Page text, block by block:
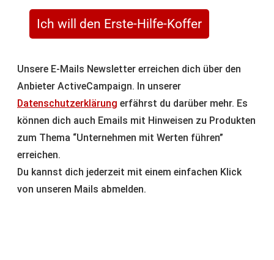
Ich will den Erste-Hilfe-Koffer
Unsere E-Mails Newsletter erreichen dich über den
Anbieter ActiveCampaign. In unserer
Datenschutzerklärung erfährst du darüber mehr. Es
können dich auch Emails mit Hinweisen zu Produkten
zum Thema “Unternehmen mit Werten führen”
erreichen.
Du kannst dich jederzeit mit einem einfachen Klick
von unseren Mails abmelden.